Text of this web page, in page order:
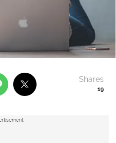
19
Shares